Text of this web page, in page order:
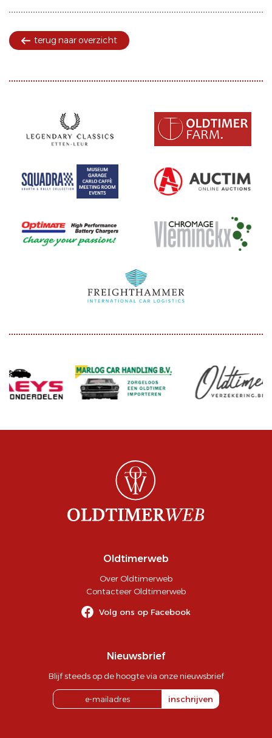
terug naar overzicht
Oldtimerweb
Over Oldtimerweb
Contacteer Oldtimerweb
Volg ons op Facebook
Nieuwsbrief
Blijf steeds op de hoogte via onze nieuwsbrief
inschrijven